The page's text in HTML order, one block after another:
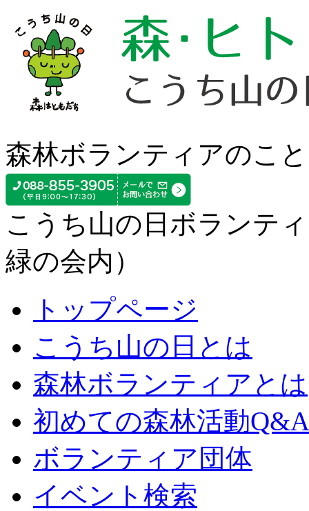
森林ボランティアのこ
こうち山の日ボランテ
緑の会内）
トップページ
こうち山の日とは
森林ボランティアとは
初めての森林活動Q&A
ボランティア団体
イベント検索